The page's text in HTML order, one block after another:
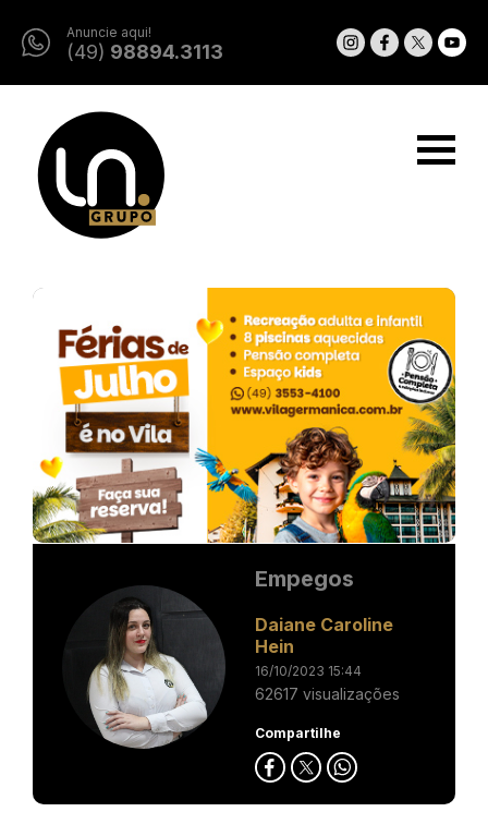
Anuncie aqui!
(49) 98894.3113
Empegos
Daiane Caroline
Hein
16/10/2023 15:44
62617 visualizações
Compartilhe